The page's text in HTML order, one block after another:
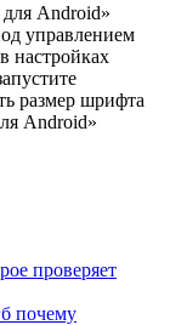
Android»
управлением
настройках
размер шрифта
Android»
проверяет
почему